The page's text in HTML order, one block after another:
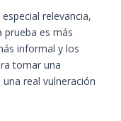
relevancia,
prueba es más
informal y los
tomar una
real vulneración